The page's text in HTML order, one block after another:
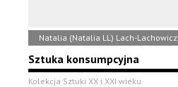
Natalia (Natalia LL) Lach-Lachowicz
Sztuka konsumpcyjna
Kolekcja Sztuki XX i XXI wieku